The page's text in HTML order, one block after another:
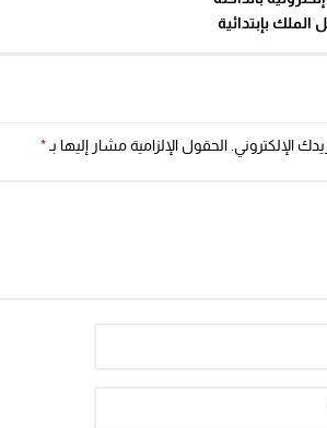
بإبتدائية
الإلكتروني. الحقول الإلزامية مشار إليها بـ *